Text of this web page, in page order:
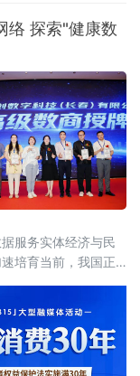
领域的领先地位，
关键材料支撑，提
络 探索"健康数
服务实体经济与民
培育当前，我国正